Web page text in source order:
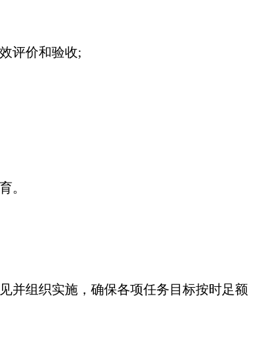
评价和验收;
。
并组织实施，确保各项任务目标按时足额